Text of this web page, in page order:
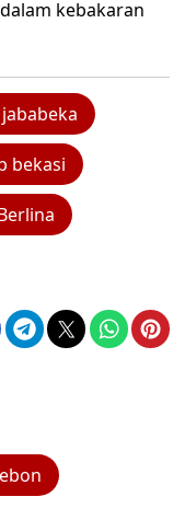
kebakaran
bekasi